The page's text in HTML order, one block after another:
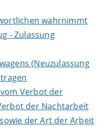
wahrnimmt
- Zulassung
(Neuzulassung
Verbot der
der Nachtarbeit
der Art der Arbeit